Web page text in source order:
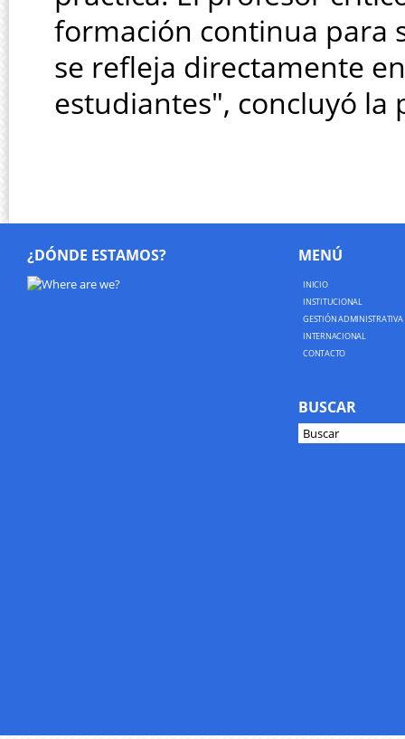
formación continua para
se refleja directamente
estudiantes", concluyó la
¿DÓNDE ESTAMOS? MENÚ
INICIO
INSTITUCIONAL
GESTIÓN ADMINISTRATIVA
INTERNACIONAL
CONTACTO
BUSCAR